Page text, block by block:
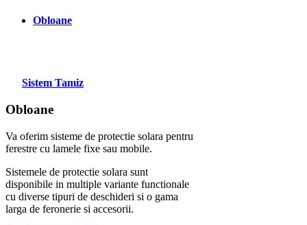
Obloane
Sistem Tamiz
Obloane
Va oferim sisteme de protectie solara pentru
ferestre cu lamele fixe sau mobile.
Sistemele de protectie solara sunt
disponibile in multiple variante functionale
cu diverse tipuri de deschideri si o gama
larga de feronerie si accesorii.